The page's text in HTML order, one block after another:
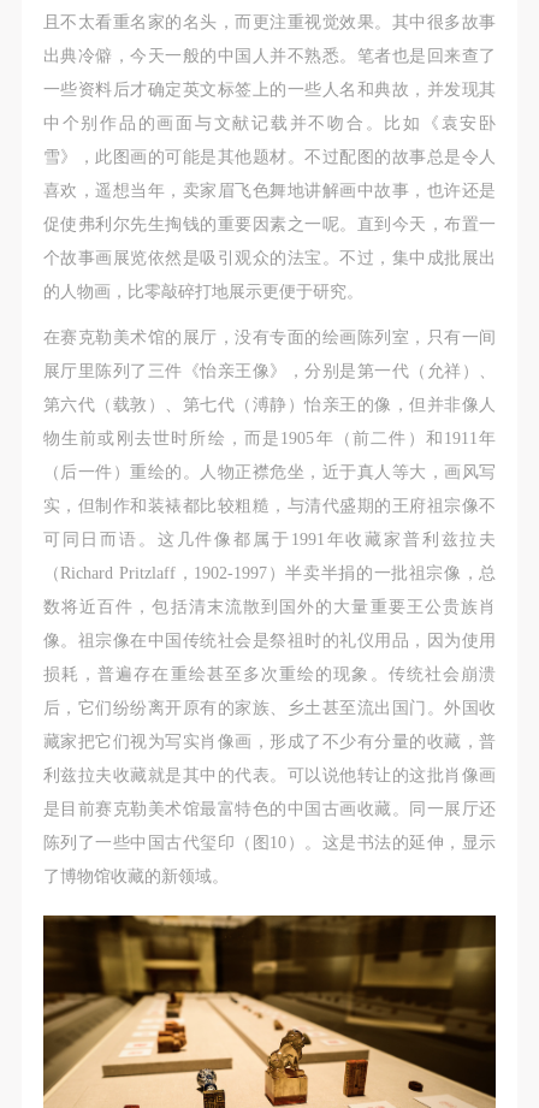
且不太看重名家的名头，而更注重视觉效果。其中很多故事
出典冷僻，今天一般的中国人并不熟悉。笔者也是回来查了
一些资料后才确定英文标签上的一些人名和典故，并发现其
中个别作品的画面与文献记载并不吻合。比如《袁安卧
雪》，此图画的可能是其他题材。不过配图的故事总是令人
喜欢，遥想当年，卖家眉飞色舞地讲解画中故事，也许还是
促使弗利尔先生掏钱的重要因素之一呢。直到今天，布置一
个故事画展览依然是吸引观众的法宝。不过，集中成批展出
的人物画，比零敲碎打地展示更便于研究。
在赛克勒美术馆的展厅，没有专面的绘画陈列室，只有一间
展厅里陈列了三件《怡亲王像》，分别是第一代（允祥）、
第六代（载敦）、第七代（溥静）怡亲王的像，但并非像人
物生前或刚去世时所绘，而是1905年（前二件）和1911年
（后一件）重绘的。人物正襟危坐，近于真人等大，画风写
实，但制作和装裱都比较粗糙，与清代盛期的王府祖宗像不
可同日而语。这几件像都属于1991年收藏家普利兹拉夫
（Richard Pritzlaff，1902-1997）半卖半捐的一批祖宗像，总
数将近百件，包括清末流散到国外的大量重要王公贵族肖
像。祖宗像在中国传统社会是祭祖时的礼仪用品，因为使用
损耗，普遍存在重绘甚至多次重绘的现象。传统社会崩溃
后，它们纷纷离开原有的家族、乡土甚至流出国门。外国收
藏家把它们视为写实肖像画，形成了不少有分量的收藏，普
利兹拉夫收藏就是其中的代表。可以说他转让的这批肖像画
是目前赛克勒美术馆最富特色的中国古画收藏。同一展厅还
陈列了一些中国古代玺印（图10）。这是书法的延伸，显示
了博物馆收藏的新领域。